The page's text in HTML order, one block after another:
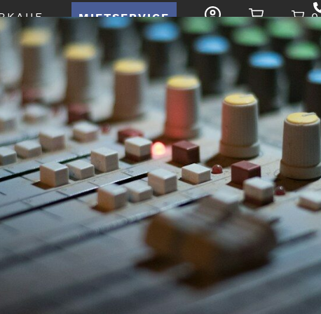
MIETSERVICE 0